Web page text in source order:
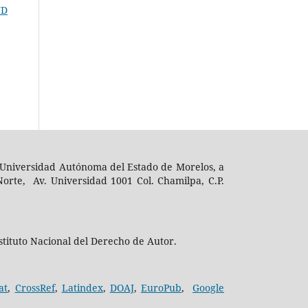
Autónoma del Estado de Morelos, a
Av. Universidad 1001 Col. Chamilpa, C.P.
Nacional del Derecho de Autor.
, CrossRef, Latindex, DOAJ, EuroPub,Google